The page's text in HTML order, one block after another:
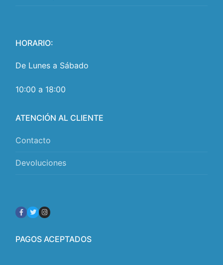
HORARIO:
De Lunes a Sábado
10:00 a 18:00
ATENCIÓN AL CLIENTE
Contacto
Devoluciones
PAGOS ACEPTADOS